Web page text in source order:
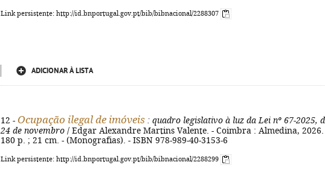
Link persistente: http://id.bnportugal.gov.pt/bib/bibnacional/2288307
ADICIONAR À LISTA
12 - Ocupação ilegal de imóveis : quadro legislativo à luz da Lei nº 67-2025,
24 de novembro / Edgar Alexandre Martins Valente. - Coimbra : Almedina, 2026.
180 p. ; 21 cm. - (Monografias). - ISBN 978-989-40-3153-6
Link persistente: http://id.bnportugal.gov.pt/bib/bibnacional/2288299